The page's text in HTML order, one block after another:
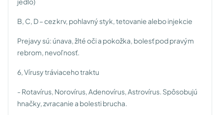
B, C, D – cez krv, pohlavný styk, tetovanie alebo injekcie
Prejavy sú: únava, žlté oči a pokožka, bolesť pod pravým
rebrom, nevoľnosť.
6, Vírusy tráviaceho traktu
- Rotavírus, Norovírus, Adenovírus, Astrovírus. Spôsobujú
hnačky, zvracanie a bolesti brucha.